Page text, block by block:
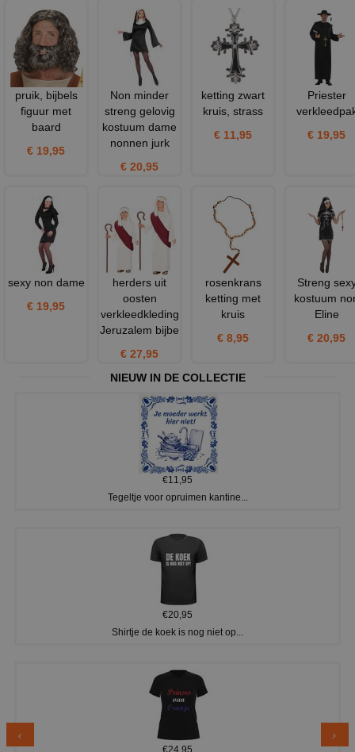
pruik, bijbels
figuur met
baard
€ 19,95
Non minder
streng gelovig
kostuum dame
nonnen jurk
€ 20,95
ketting zwart
kruis, strass
€ 11,95
Priester
€ 19,95
sexy non dame
€ 19,95
herders uit
oosten
verkleedkleding
Jeruzalem bijbe
€ 27,95
rosenkrans
ketting met
kruis
€ 8,95
Streng
kostuum
Eline
€ 20,95
NIEUW IN DE COLLECTIE
€11,95
Tegeltje voor opruimen kantine...
€20,95
Shirtje de koek is nog niet op...
€24,95